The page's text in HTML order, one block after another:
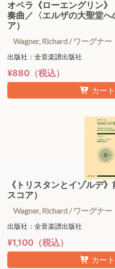
オペラ《ローエングリン
奏曲／〈エルザの大聖堂
ア）
Wagner, Richard / ワーグナー
出版社：全音楽譜出版社
¥880（税込）
カー
《トリスタンとイゾルデ
スコア）
Wagner, Richard / ワーグナー
出版社：全音楽譜出版社
¥1,100（税込）
カー